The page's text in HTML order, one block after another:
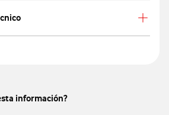
información?